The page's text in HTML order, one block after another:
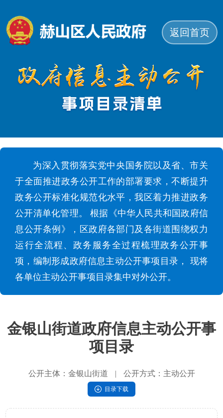
返回首页
为深入贯彻落实党中央国务院以及省、市关
于全面推进政务公开工作的部署要求，不断提升
政务公开标准化规范化水平，我区着力推进政务
公开清单化管理。 根据《中华人民共和国政府信
息公开条例》，区政府各部门及各街道围绕权力
运行全流程、政务服务全过程梳理政务公开事
项，编制形成政府信息主动公开事项目录， 现将
各单位主动公开事项目录集中对外公开。
金银山街道政府信息主动公开事
项目录
公开主体：金银山街道 | 公开方式：主动公开
目录下载